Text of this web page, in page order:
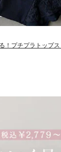
！プチプラトップス |